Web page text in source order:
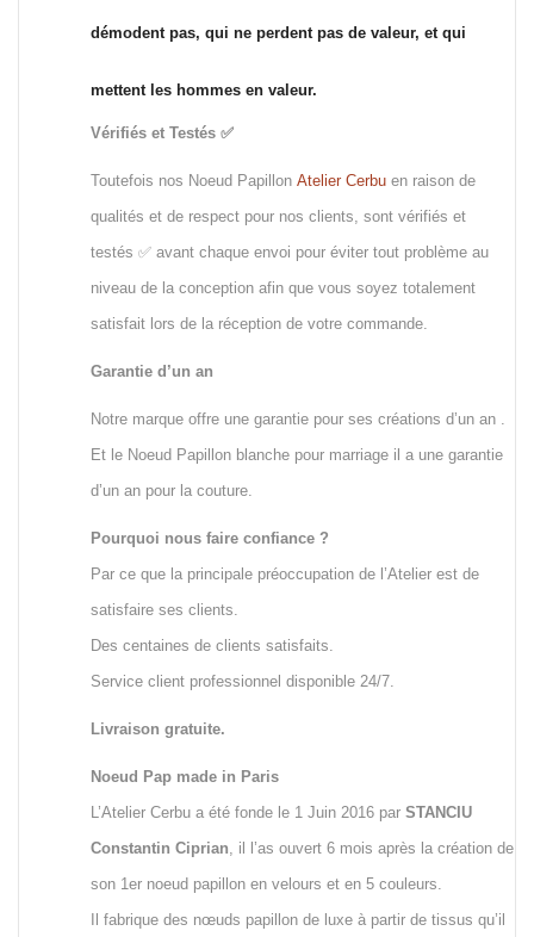
démodent pas, qui ne perdent pas de valeur, et qui
mettent les hommes en valeur.
Vérifiés et Testés ✅
Toutefois nos Noeud Papillon Atelier Cerbu en raison de
qualités et de respect pour nos clients, sont vérifiés et
testés ✅ avant chaque envoi pour éviter tout problème au
niveau de la conception afin que vous soyez totalement
satisfait lors de la réception de votre commande.
Garantie d’un an
Notre marque offre une garantie pour ses créations d’un an .
Et le Noeud Papillon blanche pour marriage il a une garantie
d’un an pour la couture.
Pourquoi nous faire confiance ?
Par ce que la principale préoccupation de l’Atelier est de
satisfaire ses clients.
Des centaines de clients satisfaits.
Service client professionnel disponible 24/7.
Livraison gratuite.
Noeud Pap made in Paris
L’Atelier Cerbu a été fonde le 1 Juin 2016 par STANCIU
Constantin Ciprian , il l’as ouvert 6 mois après la création de
son 1er noeud papillon en velours et en 5 couleurs.
Il fabrique des nœuds papillon de luxe à partir de tissus qu’il